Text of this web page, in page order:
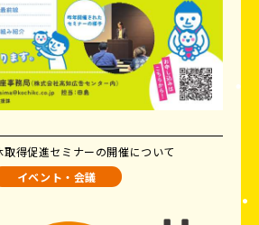
得促進セミナーの開催について
イベント・会議